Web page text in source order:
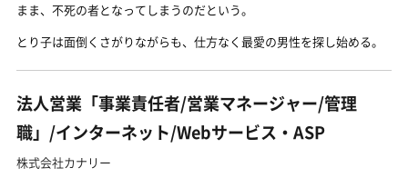
まま、不死の者となってしまうのだという。
とり子は面倒くさがりながらも、仕方なく最愛の男性を探し始める。
法人営業「事業責任者/営業マネージャー/管理
職」/インターネット/Webサービス・ASP
株式会社カナリー